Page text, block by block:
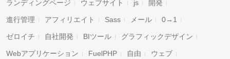
ランディングページ ウェブサイト js 開発
進行管理 アフィリエイト Sass メール 0→1
ゼロイチ 自社開発 BIツール グラフィックデザイン
Webアプリケーション FuelPHP 自由 ウェブ